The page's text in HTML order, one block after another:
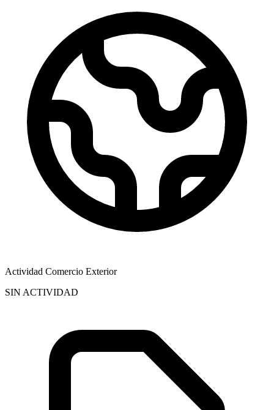
Actividad Comercio Exterior
SIN ACTIVIDAD